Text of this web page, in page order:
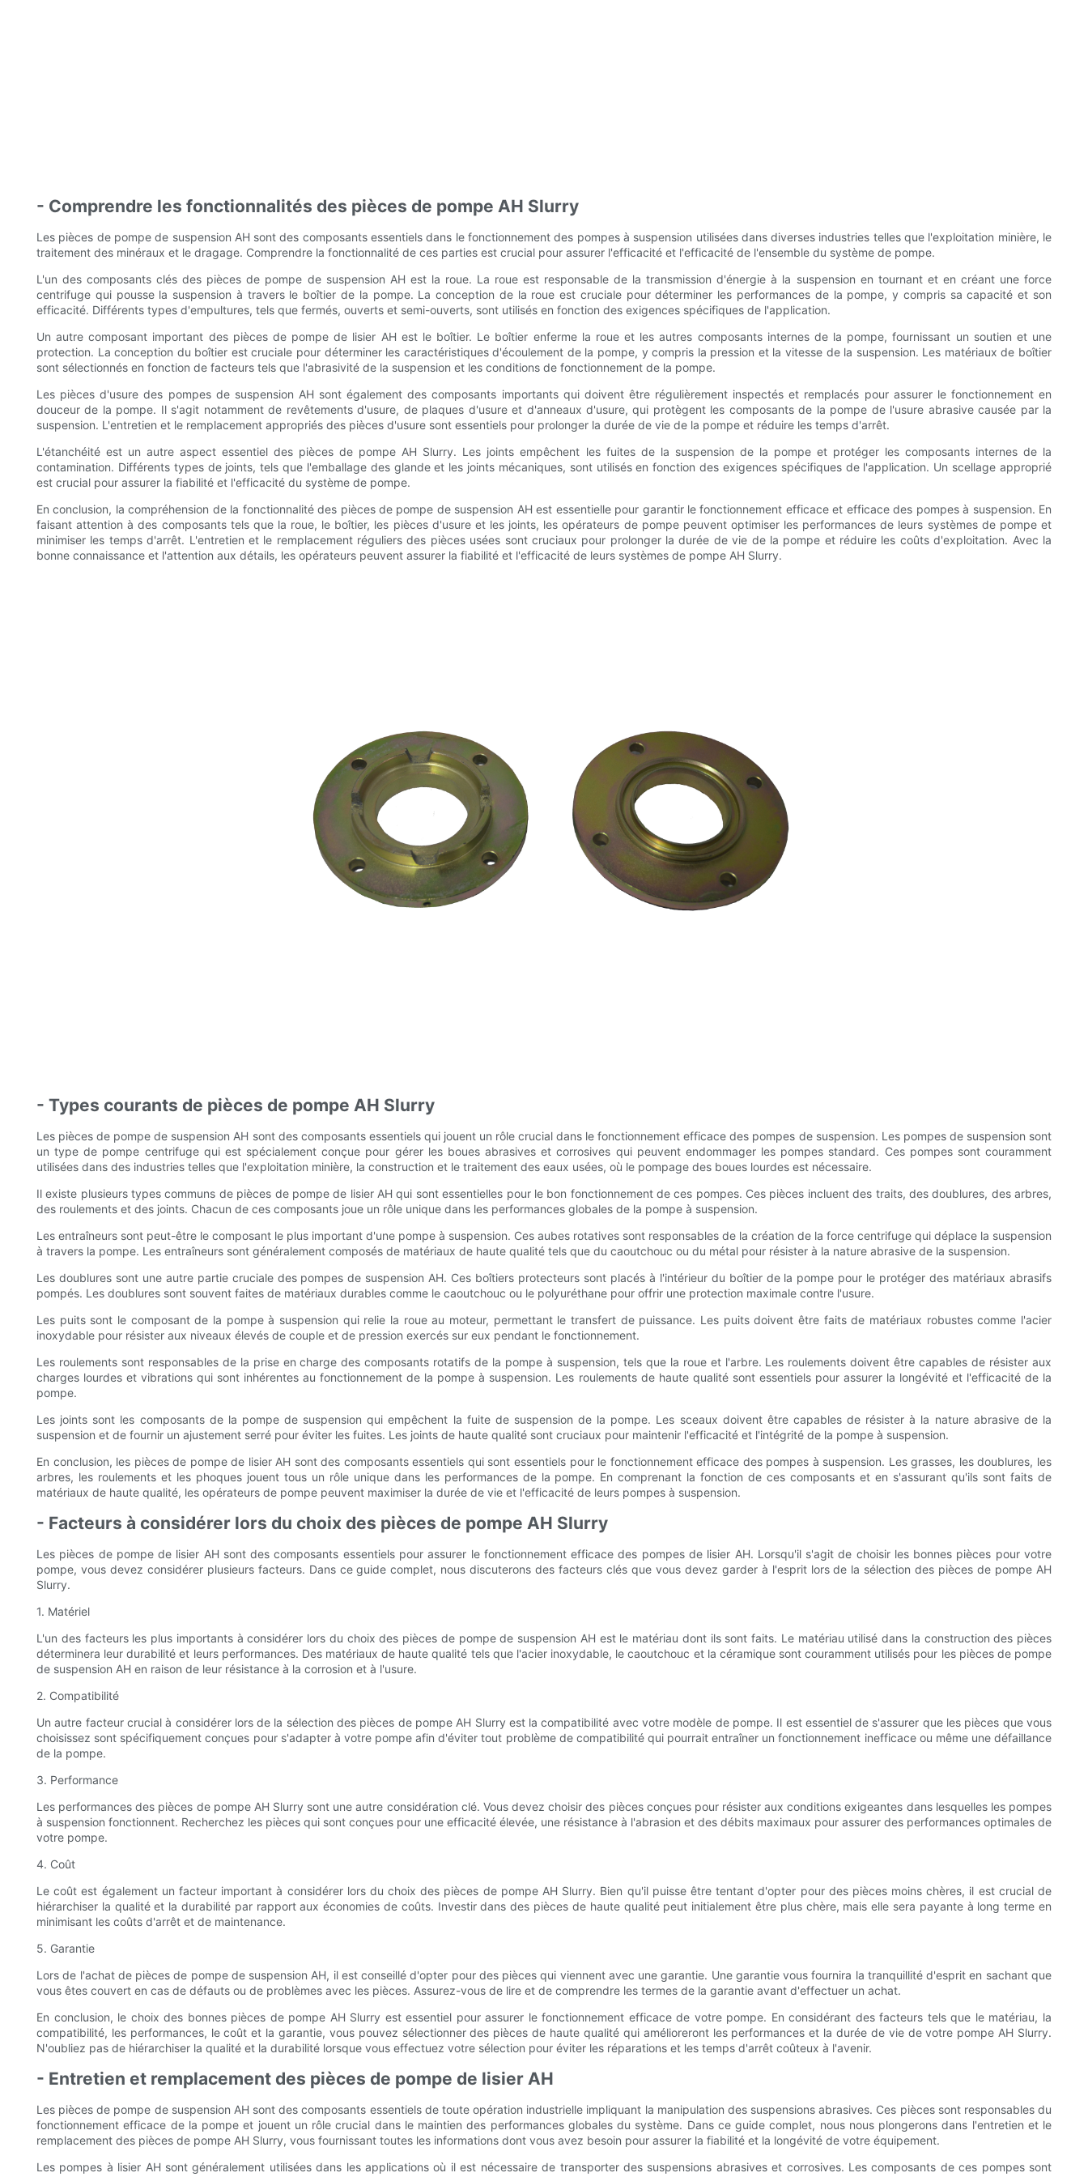
- Comprendre les fonctionnalités des pièces de pompe AH Slurry
Les pièces de pompe de suspension AH sont des composants essentiels dans le fonctionnement des pompes à suspension utilisées dans diverses industries telles que l'exploitation minière, le
traitement des minéraux et le dragage. Comprendre la fonctionnalité de ces parties est crucial pour assurer l'efficacité et l'efficacité de l'ensemble du système de pompe.
L'un des composants clés des pièces de pompe de suspension AH est la roue. La roue est responsable de la transmission d'énergie à la suspension en tournant et en créant une force
centrifuge qui pousse la suspension à travers le boîtier de la pompe. La conception de la roue est cruciale pour déterminer les performances de la pompe, y compris sa capacité et son
efficacité. Différents types d'empultures, tels que fermés, ouverts et semi-ouverts, sont utilisés en fonction des exigences spécifiques de l'application.
Un autre composant important des pièces de pompe de lisier AH est le boîtier. Le boîtier enferme la roue et les autres composants internes de la pompe, fournissant un soutien et une
protection. La conception du boîtier est cruciale pour déterminer les caractéristiques d'écoulement de la pompe, y compris la pression et la vitesse de la suspension. Les matériaux de boîtier
sont sélectionnés en fonction de facteurs tels que l'abrasivité de la suspension et les conditions de fonctionnement de la pompe.
Les pièces d'usure des pompes de suspension AH sont également des composants importants qui doivent être régulièrement inspectés et remplacés pour assurer le fonctionnement en
douceur de la pompe. Il s'agit notamment de revêtements d'usure, de plaques d'usure et d'anneaux d'usure, qui protègent les composants de la pompe de l'usure abrasive causée par la
suspension. L'entretien et le remplacement appropriés des pièces d'usure sont essentiels pour prolonger la durée de vie de la pompe et réduire les temps d'arrêt.
L'étanchéité est un autre aspect essentiel des pièces de pompe AH Slurry. Les joints empêchent les fuites de la suspension de la pompe et protéger les composants internes de la
contamination. Différents types de joints, tels que l'emballage des glande et les joints mécaniques, sont utilisés en fonction des exigences spécifiques de l'application. Un scellage approprié
est crucial pour assurer la fiabilité et l'efficacité du système de pompe.
En conclusion, la compréhension de la fonctionnalité des pièces de pompe de suspension AH est essentielle pour garantir le fonctionnement efficace et efficace des pompes à suspension. En
faisant attention à des composants tels que la roue, le boîtier, les pièces d'usure et les joints, les opérateurs de pompe peuvent optimiser les performances de leurs systèmes de pompe et
minimiser les temps d'arrêt. L'entretien et le remplacement réguliers des pièces usées sont cruciaux pour prolonger la durée de vie de la pompe et réduire les coûts d'exploitation. Avec la
bonne connaissance et l'attention aux détails, les opérateurs peuvent assurer la fiabilité et l'efficacité de leurs systèmes de pompe AH Slurry.
- Types courants de pièces de pompe AH Slurry
Les pièces de pompe de suspension AH sont des composants essentiels qui jouent un rôle crucial dans le fonctionnement efficace des pompes de suspension. Les pompes de suspension sont
un type de pompe centrifuge qui est spécialement conçue pour gérer les boues abrasives et corrosives qui peuvent endommager les pompes standard. Ces pompes sont couramment
utilisées dans des industries telles que l'exploitation minière, la construction et le traitement des eaux usées, où le pompage des boues lourdes est nécessaire.
Il existe plusieurs types communs de pièces de pompe de lisier AH qui sont essentielles pour le bon fonctionnement de ces pompes. Ces pièces incluent des traits, des doublures, des arbres,
des roulements et des joints. Chacun de ces composants joue un rôle unique dans les performances globales de la pompe à suspension.
Les entraîneurs sont peut-être le composant le plus important d'une pompe à suspension. Ces aubes rotatives sont responsables de la création de la force centrifuge qui déplace la suspension
à travers la pompe. Les entraîneurs sont généralement composés de matériaux de haute qualité tels que du caoutchouc ou du métal pour résister à la nature abrasive de la suspension.
Les doublures sont une autre partie cruciale des pompes de suspension AH. Ces boîtiers protecteurs sont placés à l'intérieur du boîtier de la pompe pour le protéger des matériaux abrasifs
pompés. Les doublures sont souvent faites de matériaux durables comme le caoutchouc ou le polyuréthane pour offrir une protection maximale contre l'usure.
Les puits sont le composant de la pompe à suspension qui relie la roue au moteur, permettant le transfert de puissance. Les puits doivent être faits de matériaux robustes comme l'acier
inoxydable pour résister aux niveaux élevés de couple et de pression exercés sur eux pendant le fonctionnement.
Les roulements sont responsables de la prise en charge des composants rotatifs de la pompe à suspension, tels que la roue et l'arbre. Les roulements doivent être capables de résister aux
charges lourdes et vibrations qui sont inhérentes au fonctionnement de la pompe à suspension. Les roulements de haute qualité sont essentiels pour assurer la longévité et l'efficacité de la
pompe.
Les joints sont les composants de la pompe de suspension qui empêchent la fuite de suspension de la pompe. Les sceaux doivent être capables de résister à la nature abrasive de la
suspension et de fournir un ajustement serré pour éviter les fuites. Les joints de haute qualité sont cruciaux pour maintenir l'efficacité et l'intégrité de la pompe à suspension.
En conclusion, les pièces de pompe de lisier AH sont des composants essentiels qui sont essentiels pour le fonctionnement efficace des pompes à suspension. Les grasses, les doublures, les
arbres, les roulements et les phoques jouent tous un rôle unique dans les performances de la pompe. En comprenant la fonction de ces composants et en s'assurant qu'ils sont faits de
matériaux de haute qualité, les opérateurs de pompe peuvent maximiser la durée de vie et l'efficacité de leurs pompes à suspension.
- Facteurs à considérer lors du choix des pièces de pompe AH Slurry
Les pièces de pompe de lisier AH sont des composants essentiels pour assurer le fonctionnement efficace des pompes de lisier AH. Lorsqu'il s'agit de choisir les bonnes pièces pour votre
pompe, vous devez considérer plusieurs facteurs. Dans ce guide complet, nous discuterons des facteurs clés que vous devez garder à l'esprit lors de la sélection des pièces de pompe AH
Slurry.
1. Matériel
L'un des facteurs les plus importants à considérer lors du choix des pièces de pompe de suspension AH est le matériau dont ils sont faits. Le matériau utilisé dans la construction des pièces
déterminera leur durabilité et leurs performances. Des matériaux de haute qualité tels que l'acier inoxydable, le caoutchouc et la céramique sont couramment utilisés pour les pièces de pompe
de suspension AH en raison de leur résistance à la corrosion et à l'usure.
2. Compatibilité
Un autre facteur crucial à considérer lors de la sélection des pièces de pompe AH Slurry est la compatibilité avec votre modèle de pompe. Il est essentiel de s'assurer que les pièces que vous
choisissez sont spécifiquement conçues pour s'adapter à votre pompe afin d'éviter tout problème de compatibilité qui pourrait entraîner un fonctionnement inefficace ou même une défaillance
de la pompe.
3. Performance
Les performances des pièces de pompe AH Slurry sont une autre considération clé. Vous devez choisir des pièces conçues pour résister aux conditions exigeantes dans lesquelles les pompes
à suspension fonctionnent. Recherchez les pièces qui sont conçues pour une efficacité élevée, une résistance à l'abrasion et des débits maximaux pour assurer des performances optimales de
votre pompe.
4. Coût
Le coût est également un facteur important à considérer lors du choix des pièces de pompe AH Slurry. Bien qu'il puisse être tentant d'opter pour des pièces moins chères, il est crucial de
hiérarchiser la qualité et la durabilité par rapport aux économies de coûts. Investir dans des pièces de haute qualité peut initialement être plus chère, mais elle sera payante à long terme en
minimisant les coûts d'arrêt et de maintenance.
5. Garantie
Lors de l'achat de pièces de pompe de suspension AH, il est conseillé d'opter pour des pièces qui viennent avec une garantie. Une garantie vous fournira la tranquillité d'esprit en sachant que
vous êtes couvert en cas de défauts ou de problèmes avec les pièces. Assurez-vous de lire et de comprendre les termes de la garantie avant d'effectuer un achat.
En conclusion, le choix des bonnes pièces de pompe AH Slurry est essentiel pour assurer le fonctionnement efficace de votre pompe. En considérant des facteurs tels que le matériau, la
compatibilité, les performances, le coût et la garantie, vous pouvez sélectionner des pièces de haute qualité qui amélioreront les performances et la durée de vie de votre pompe AH Slurry.
N'oubliez pas de hiérarchiser la qualité et la durabilité lorsque vous effectuez votre sélection pour éviter les réparations et les temps d'arrêt coûteux à l'avenir.
- Entretien et remplacement des pièces de pompe de lisier AH
Les pièces de pompe de suspension AH sont des composants essentiels de toute opération industrielle impliquant la manipulation des suspensions abrasives. Ces pièces sont responsables du
fonctionnement efficace de la pompe et jouent un rôle crucial dans le maintien des performances globales du système. Dans ce guide complet, nous nous plongerons dans l'entretien et le
remplacement des pièces de pompe AH Slurry, vous fournissant toutes les informations dont vous avez besoin pour assurer la fiabilité et la longévité de votre équipement.
Les pompes à lisier AH sont généralement utilisées dans les applications où il est nécessaire de transporter des suspensions abrasives et corrosives. Les composants de ces pompes sont